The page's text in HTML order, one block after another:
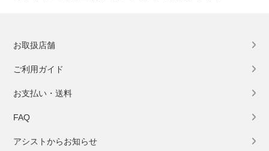
お取扱店舗
ご利用ガイド
お支払い・送料
FAQ
アシストからお知らせ